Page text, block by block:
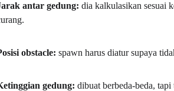
antar gedung: dia kalkulasikan sesuai
obstacle: spawn harus diatur supaya
gedung: dibuat berbeda-beda,